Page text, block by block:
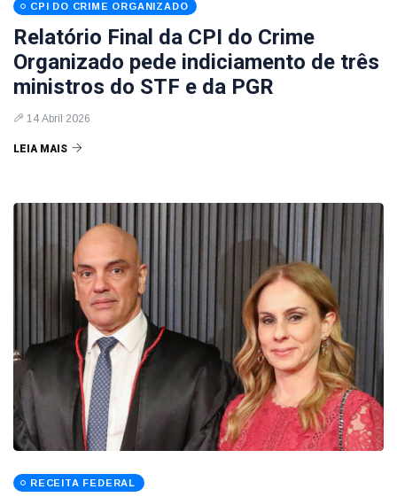
CPI DO CRIME ORGANIZADO
Relatório Final da CPI do Crime
Organizado pede indiciamento de três
ministros do STF e da PGR
14 Abril 2026
LEIA MAIS
RECEITA FEDERAL